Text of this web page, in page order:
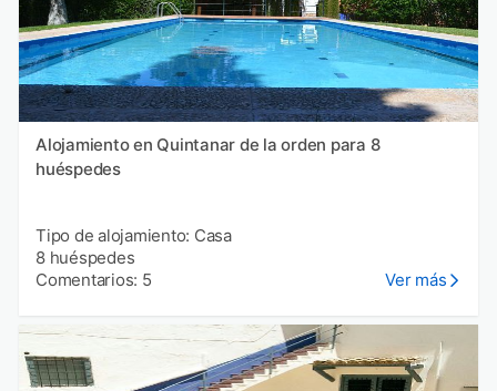
Alojamiento en Quintanar de la orden para 8
huéspedes
Tipo de alojamiento: Casa
8 huéspedes
Comentarios: 5
Ver más